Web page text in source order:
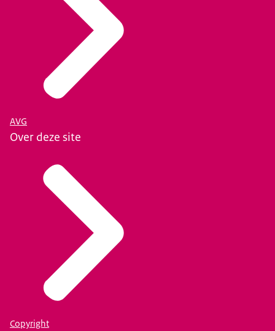
AVG
Over deze site
Copyright